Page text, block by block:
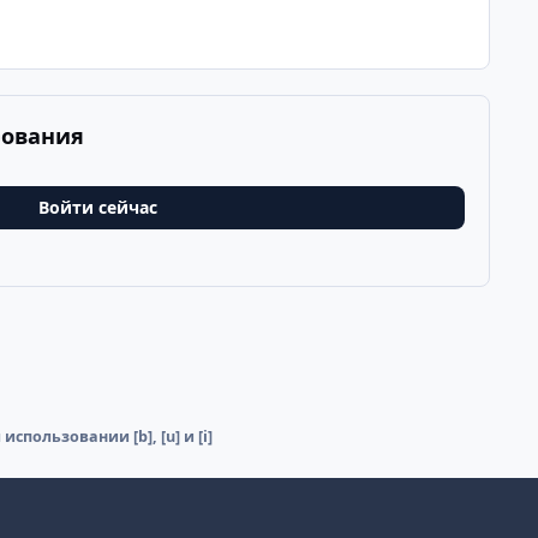
Войти сейчас
[b], [u] и [i]